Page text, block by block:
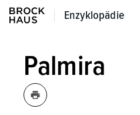
Enzyklopädie
Enzyklopädie
Palmira